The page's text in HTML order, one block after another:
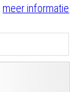
meer informatie